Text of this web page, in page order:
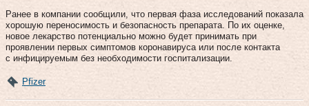
Ранее в компании сообщили, что первая фаза исследований показала
хорошую переносимость и безопасность препарата. По их оценке,
новое лекарство потенциально можно будет принимать при
проявлении первых симптомов коронавируса или после контакта
с инфицируемым без необходимости госпитализации.
Pfizer